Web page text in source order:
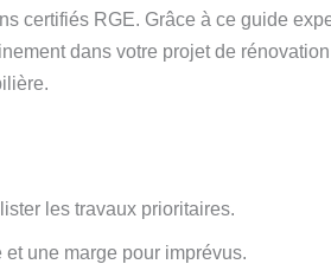
certifiés RGE. Grâce à ce guide
dans votre projet de rénovation
les travaux prioritaires.
une marge pour imprévus.